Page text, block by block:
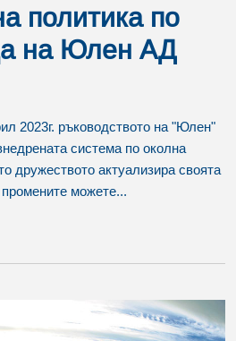
политика по
на Юлен АД
2023г. ръководството на "Юлен"
система по околна
дружеството актуализира своята
можете...